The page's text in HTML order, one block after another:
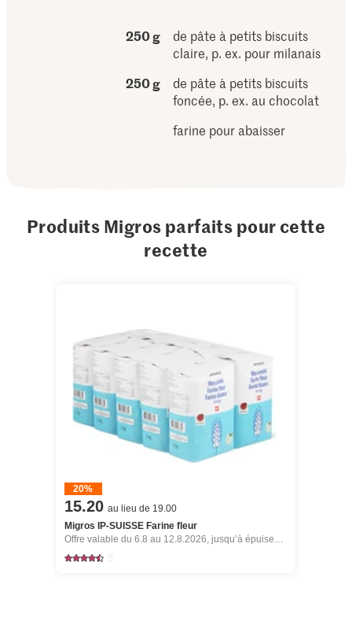
250 g
de pâte à petits biscuits
claire, p. ex. pour milanais
250 g
de pâte à petits biscuits
foncée, p. ex. au chocolat
farine pour abaisser
Produits Migros parfaits pour cette
recette
20%
15.20 au lieu de 19.00
Migros IP-SUISSE Farine fleur
Offre valable du 6.8 au 12.8.2026, jusqu’à épuisement du stock.